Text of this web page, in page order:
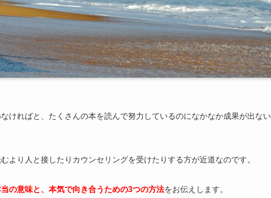
ければと、たくさんの本を読んで努力しているのになかなか成果が出ない
より人と接したりカウンセリングを受けたりする方が近道なのです。
の意味と、本気で向き合うための3つの方法をお伝えします。